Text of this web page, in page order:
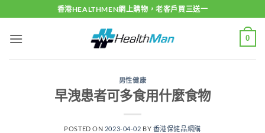
to
content
香港HEALTHMEN網上購物，老客戶買三送一
0
男性健康
早洩患者可多食用什麼食物
POSTED ON 2023-04-02 BY 香港保健品網購